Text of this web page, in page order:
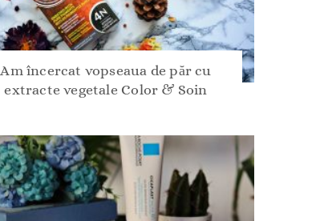
Am încercat vopseaua de păr cu
extracte vegetale Color & Soin